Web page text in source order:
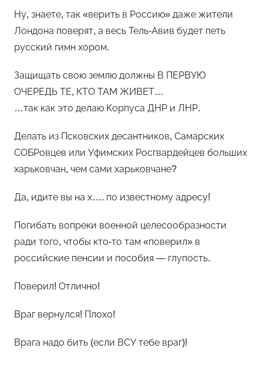
Ну, знаете, так «верить в Россию» даже жители
Лондона поверят, а весь Тель-Авив будет петь
русский гимн хором.
Защищать свою землю должны В ПЕРВУЮ
ОЧЕРЕДЬ ТЕ, КТО ТАМ ЖИВЕТ…
…так как это делаю Корпуса ДНР и ЛНР.
Делать из Псковских десантников, Самарских
СОБРовцев или Уфимских Росгвардейцев больших
харьковчан, чем сами харьковчане?
Да, идите вы на х…. по известному адресу!
Погибать вопреки военной целесообразности
ради того, чтобы кто-то там «поверил» в
российские пенсии и пособия — глупость.
Поверил! Отлично!
Враг вернулся! Плохо!
Врага надо бить (если ВСУ тебе враг)!